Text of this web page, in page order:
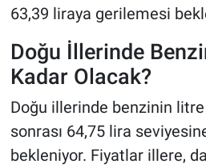
63,39 liraya gerilemesi
Doğu İllerinde
Kadar Olacak?
Doğu illerinde benzinin litre
sonrası 64,75 lira
bekleniyor. Fiyatlar illere,